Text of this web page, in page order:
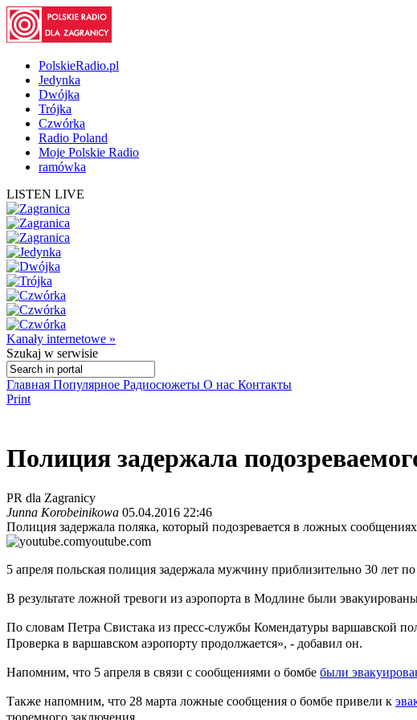
PolskieRadio.pl
Jedynka
Dwójka
Trójka
Czwórka
Radio Poland
Moje Polskie Radio
ramówka
LISTEN LIVE
Kanały internetowe »
Szukaj w serwisie
Главная Популярное Радиосюжеты О нас Контакты
Print
Полиция задержала
PR dla Zagranicy
Junna Korobeinikowa 05.04.2016 22:46
Полиция задержала поляка, который подозревается в ложных
youtube.com
5 апреля польская полиция задержала мужчину приблизительно 30
В результате ложной тревоги из аэропорта в Модлине были
По словам Петра Свистака из пресс-службы Комендатуры варшавской
Проверка в варшавском аэропорту продолжается», - добавил он.
Напомним, что 5 апреля в связи с сообщениями о бомбе были
Также напомним, что 28 марта ложные сообщения о бомбе привели к
тюремного заключения.